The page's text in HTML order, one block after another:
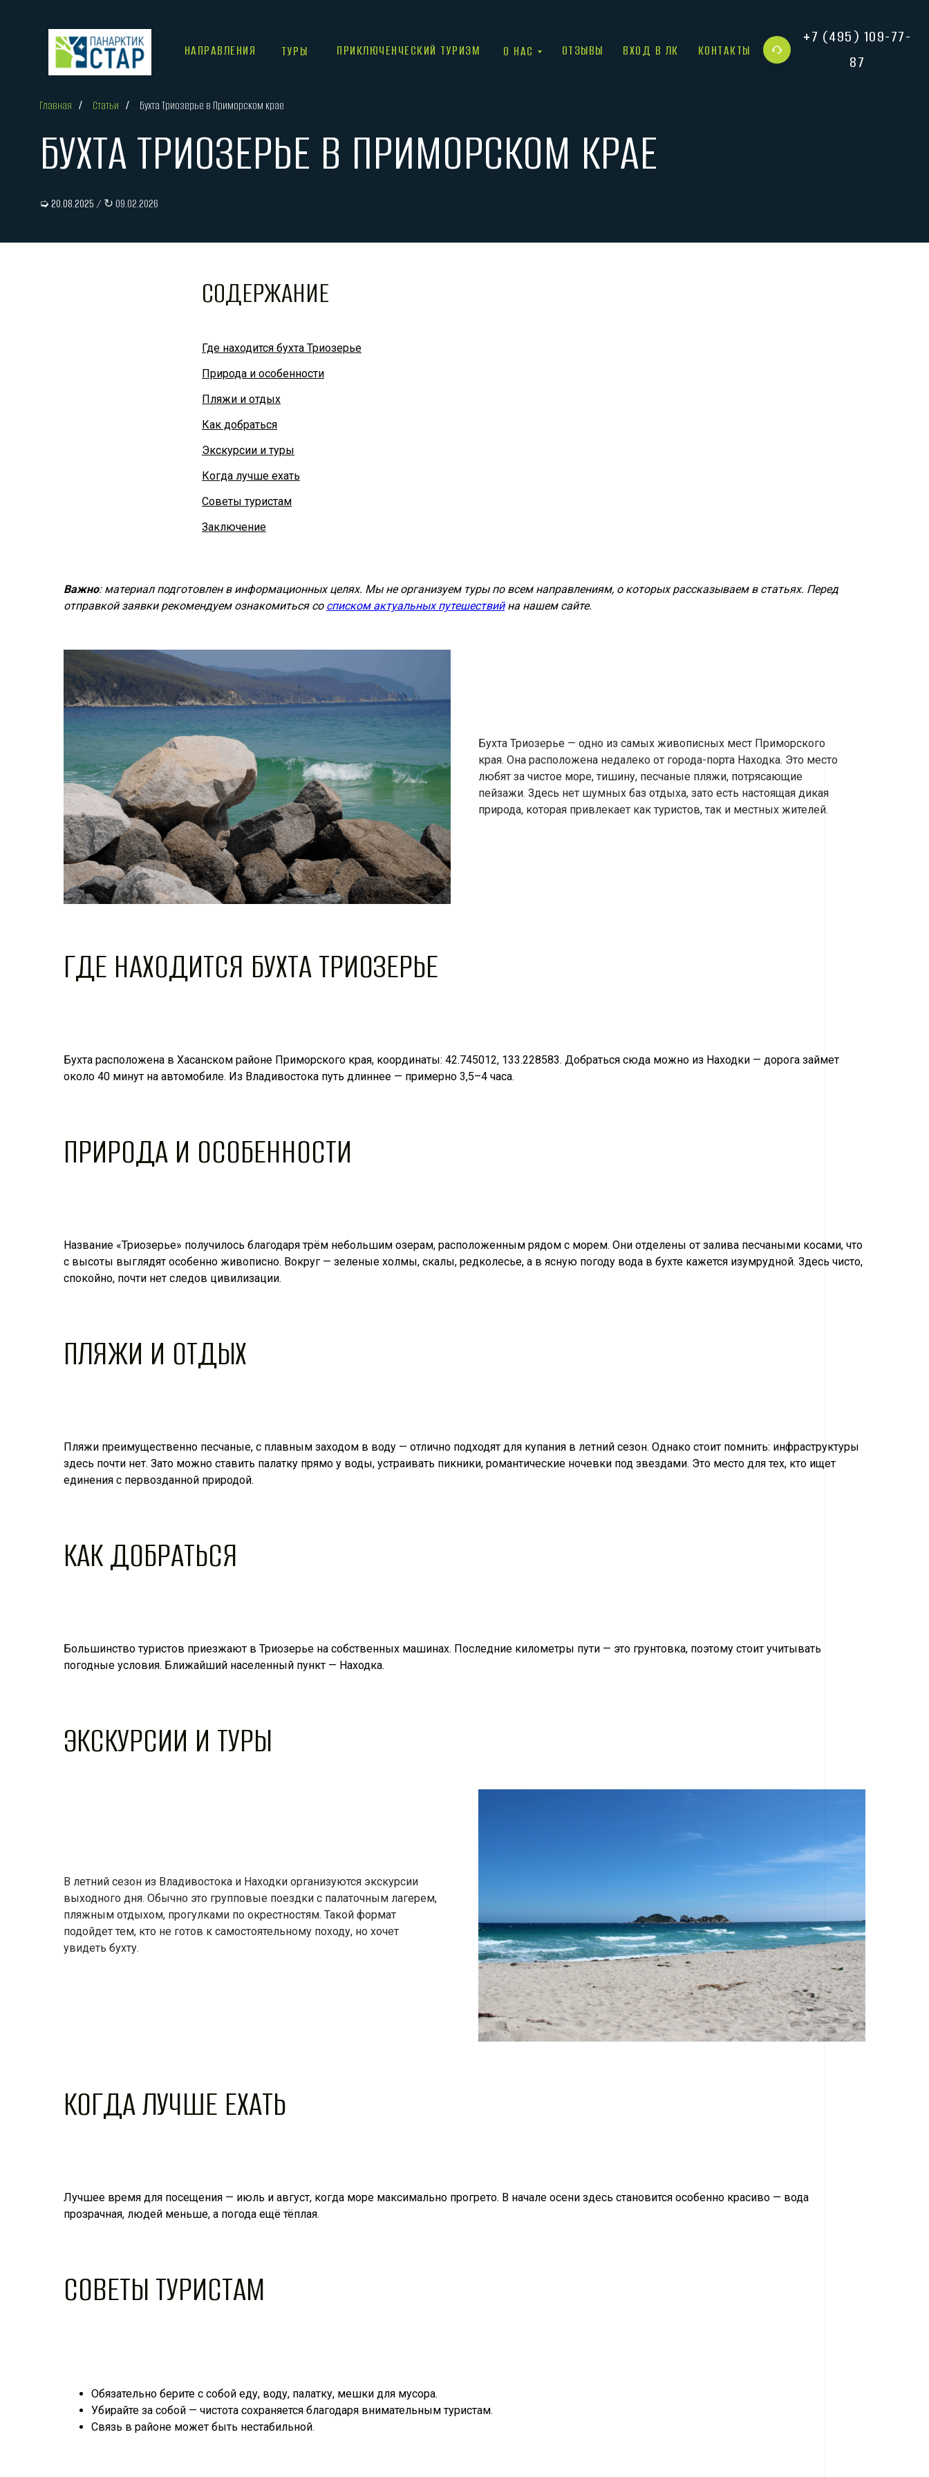
ПРИКЛЮЧЕНЧЕСКИЙ ТУРИЗМ О НАС
ТУРЫ КОНТАКТЫ
ОТЗЫВЫ
+7 (495) 109-77-
87
НАПРАВЛЕНИЯ ВХОД В ЛК
Главная Статьи Бухта Триозерье в Приморском крае
БУХТА ТРИОЗЕРЬЕ В ПРИМОРСКОМ КРАЕ
СОДЕРЖАНИЕ
Где находится бухта Триозерье
Природа и особенности
Пляжи и отдых
Как добраться
Экскурсии и туры
Когда лучше ехать
Советы туристам
Заключение
Важно: материал подготовлен в информационных целях. Мы не организуем туры по всем направлениям, о которых рассказываем в статьях. Перед
отправкой заявки рекомендуем ознакомиться со списком актуальных путешествийна нашем сайте.
Бухта Триозерье — одно из самых живописных мест Приморского
края. Она расположена недалеко от города-порта Находка. Это место
любят за чистое море, тишину, песчаные пляжи, потрясающие
пейзажи. Здесь нет шумных баз отдыха, зато есть настоящая дикая
природа, которая привлекает как туристов, так и местных жителей.
ГДЕ НАХОДИТСЯ БУХТА ТРИОЗЕРЬЕ
Бухта расположена в Хасанском районе Приморского края, координаты: 42.745012, 133.228583. Добраться сюда можно из Находки — дорога займет
около 40 минут на автомобиле. Из Владивостока путь длиннее — примерно 3,5–4 часа.
ПРИРОДА И ОСОБЕННОСТИ
Название «Триозерье» получилось благодаря трём небольшим озерам, расположенным рядом с морем. Они отделены от залива песчаными косами, что
с высоты выглядят особенно живописно. Вокруг — зеленые холмы, скалы, редколесье, а в ясную погоду вода в бухте кажется изумрудной. Здесь чисто,
спокойно, почти нет следов цивилизации.
ПЛЯЖИ И ОТДЫХ
Пляжи преимущественно песчаные, с плавным заходом в воду — отлично подходят для купания в летний сезон. Однако стоит помнить: инфраструктуры
здесь почти нет. Зато можно ставить палатку прямо у воды, устраивать пикники, романтические ночевки под звездами. Это место для тех, кто ищет
единения с первозданной природой.
КАК ДОБРАТЬСЯ
Большинство туристов приезжают в Триозерье на собственных машинах. Последние километры пути — это грунтовка, поэтому стоит учитывать
погодные условия. Ближайший населенный пункт — Находка.
ЭКСКУРСИИ И ТУРЫ
В летний сезон из Владивостока и Находки организуются экскурсии
выходного дня. Обычно это групповые поездки с палаточным лагерем,
пляжным отдыхом, прогулками по окрестностям. Такой формат
подойдет тем, кто не готов к самостоятельному походу, но хочет
увидеть бухту.
КОГДА ЛУЧШЕ ЕХАТЬ
Лучшее время для посещения — июль и август, когда море максимально прогрето. В начале осени здесь становится особенно красиво — вода
прозрачная, людей меньше, а погода ещё тёплая.
СОВЕТЫ ТУРИСТАМ
Обязательно берите с собой еду, воду, палатку, мешки для мусора.
Убирайте за собой — чистота сохраняется благодаря внимательным туристам.
Связь в районе может быть нестабильной.